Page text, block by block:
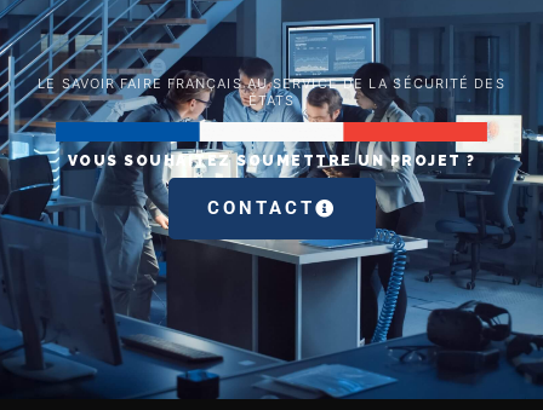
LE SAVOIR FAIRE FRANÇAIS AU SERVICE DE LA SÉCURITÉ DES
ÉTATS
VOUS SOUHAITEZ SOUMETTRE UN PROJET ?
CONTACT